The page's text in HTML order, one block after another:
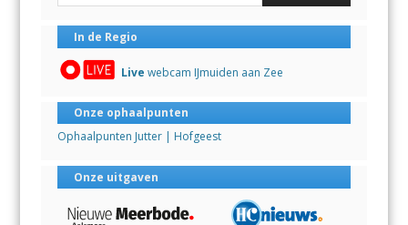
In de Regio
Live webcam IJmuiden aan Zee
Onze ophaalpunten
Ophaalpunten Jutter | Hofgeest
Onze uitgaven